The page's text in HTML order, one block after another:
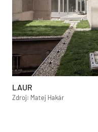
LAUR
Zdroj: Matej Hakár